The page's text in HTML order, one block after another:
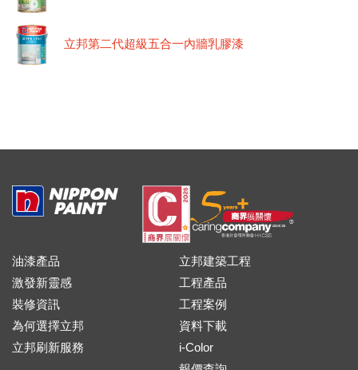
立邦第二代超級五合一內牆乳膠漆
油漆產品
激發新靈感
裝修資訊
為何選擇立邦
立邦刷新服務
立邦建築工程
工程產品
工程案例
資料下載
i-Color